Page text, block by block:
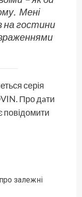
Мені
на гостини
враженнями
серія
Про дaти
повідомити
залежні